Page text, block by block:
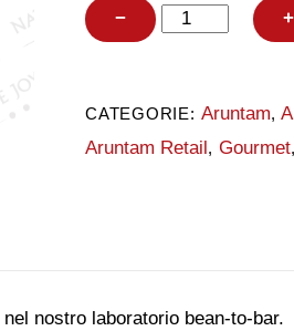
−
Aruntam
Powder
Madagascar
+
CATEGORIE: Aruntam,
Aruntam Retail, Gourmet,
nostro laboratorio bean-to-bar.